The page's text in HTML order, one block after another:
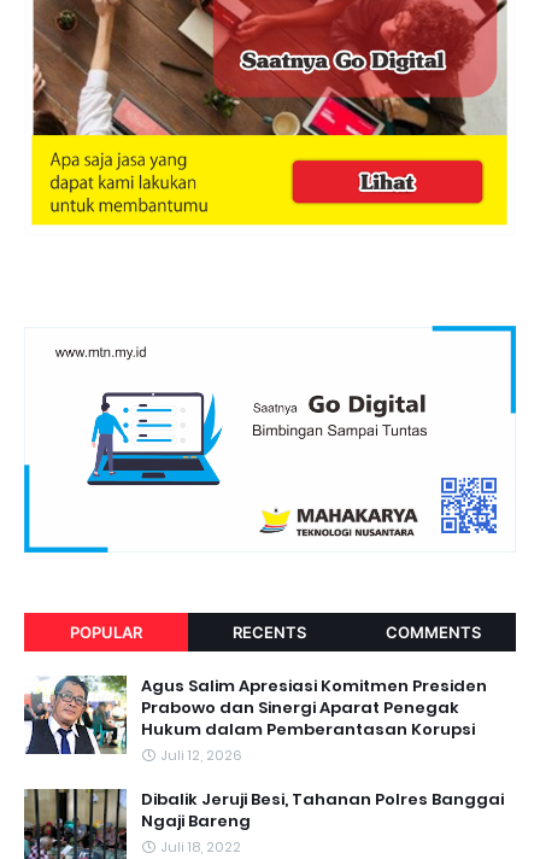
POPULAR RECENTS COMMENTS
Agus Salim Apresiasi Komitmen Presiden
Prabowo dan Sinergi Aparat Penegak
Hukum dalam Pemberantasan Korupsi
Juli 12, 2026
Dibalik Jeruji Besi, Tahanan Polres Banggai
Ngaji Bareng
Juli 18, 2022